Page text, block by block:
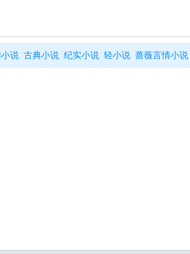
说 古典小说 纪实小说 轻小说 蔷薇言情小说